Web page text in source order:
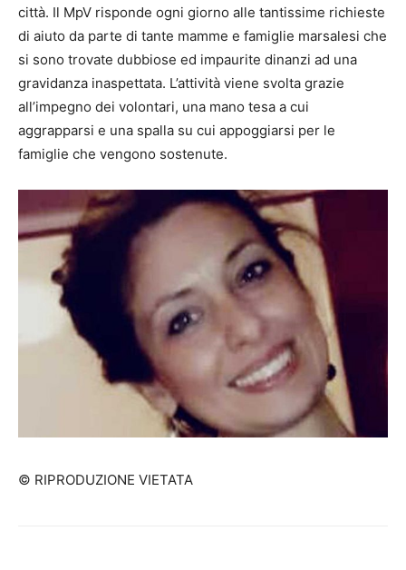
città. Il MpV risponde ogni giorno alle tantissime richieste
di aiuto da parte di tante mamme e famiglie marsalesi che
si sono trovate dubbiose ed impaurite dinanzi ad una
gravidanza inaspettata. L’attività viene svolta grazie
all’impegno dei volontari, una mano tesa a cui
aggrapparsi e una spalla su cui appoggiarsi per le
famiglie che vengono sostenute.
© RIPRODUZIONE VIETATA